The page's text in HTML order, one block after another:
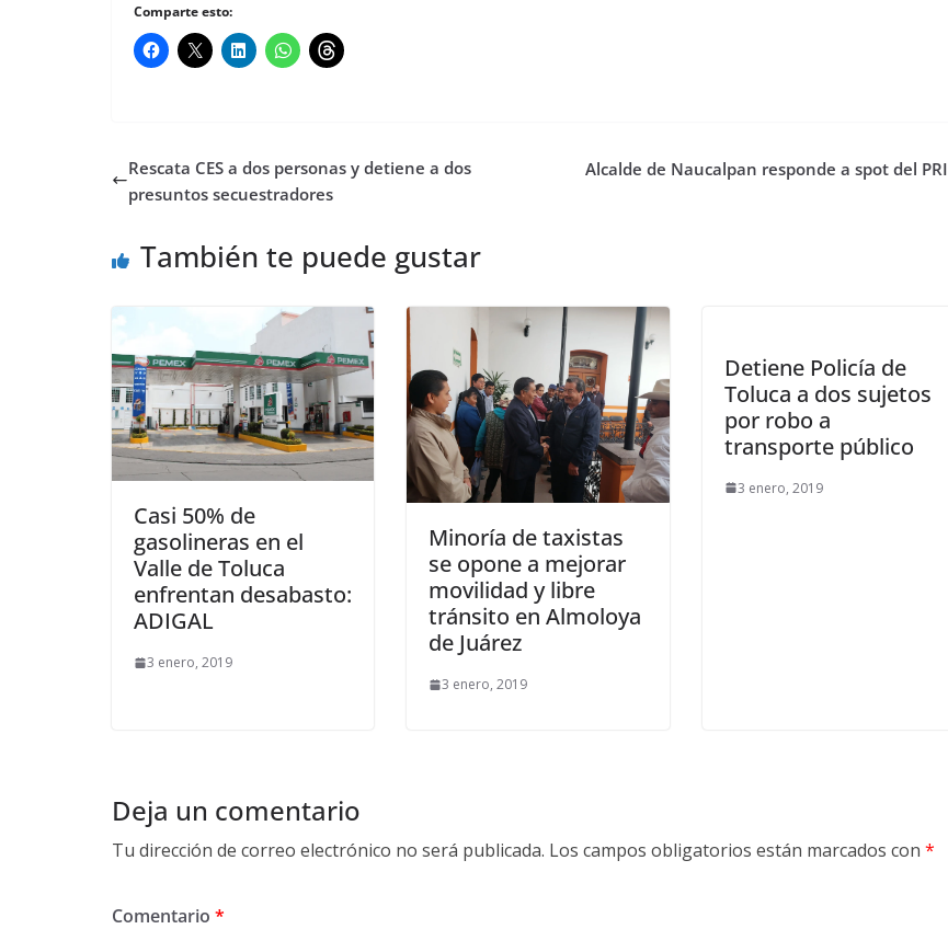
Comparte esto:
Rescata CES a dos personas y detiene a dos
presuntos secuestradores
Alcalde de Naucalpan responde a spot del PRI
También te puede gustar
Casi 50% de
gasolineras en el
Valle de Toluca
enfrentan desabasto:
ADIGAL
3 enero, 2019
Minoría de taxistas
se opone a mejorar
movilidad y libre
tránsito en Almoloya
de Juárez
3 enero, 2019
Detiene Policía de
Toluca a dos sujetos
por robo a
transporte público
3 enero, 2019
Deja un comentario
Tu dirección de correo electrónico no será publicada. Los campos obligatorios están marcados con *
Comentario *